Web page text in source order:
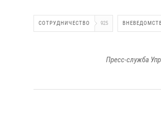
СОТРУДНИЧЕСТВО 925
Пресс-служба